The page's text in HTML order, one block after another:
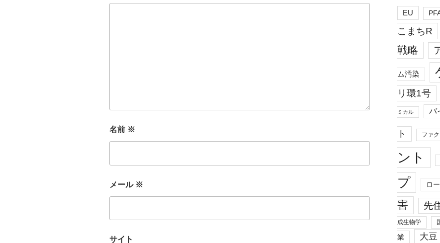
名前 ※
メール ※
サイト
EU
こまちR
戦略
ム汚染
リ環1号
ミカル バ
ト ファ
ント
プ
ロ
害
先
成生物学
業
大豆